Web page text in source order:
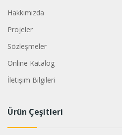
Hakkımızda
Projeler
Sözleşmeler
Online Katalog
İletişim Bilgileri
Ürün Çeşitleri